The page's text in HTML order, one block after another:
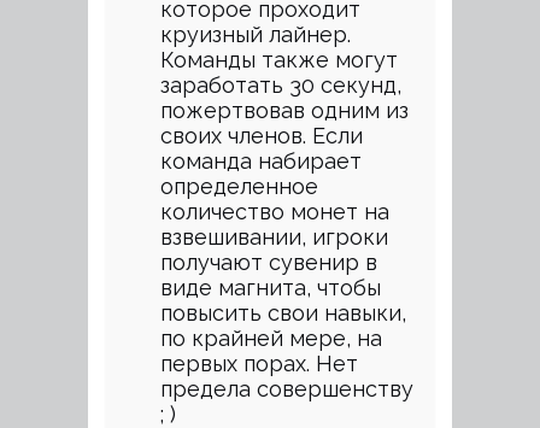
которое проходит
круизный лайнер.
Команды также могут
заработать 30 секунд,
пожертвовав одним из
своих членов. Если
команда набирает
определенное
количество монет на
взвешивании, игроки
получают сувенир в
виде магнита, чтобы
повысить свои навыки,
по крайней мере, на
первых порах. Нет
предела совершенству
; )